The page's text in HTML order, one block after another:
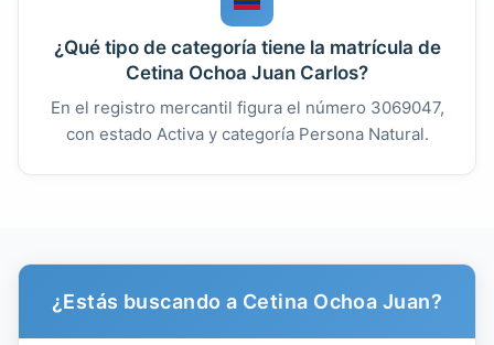
¿Qué tipo de categoría tiene la matrícula de
Cetina Ochoa Juan Carlos?
En el registro mercantil figura el número 3069047,
con estado Activa y categoría Persona Natural.
¿Estás buscando a Cetina Ochoa Juan?